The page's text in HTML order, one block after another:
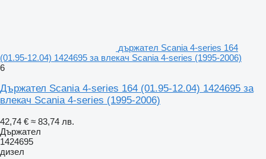
държател Scania 4-series 164
(01.95-12.04) 1424695 за влекач Scania 4-series (1995-2006)
6
Държател Scania 4-series 164 (01.95-12.04) 1424695 за
влекач Scania 4-series (1995-2006)
42,74 € ≈ 83,74 лв.
Държател
1424695
дизел